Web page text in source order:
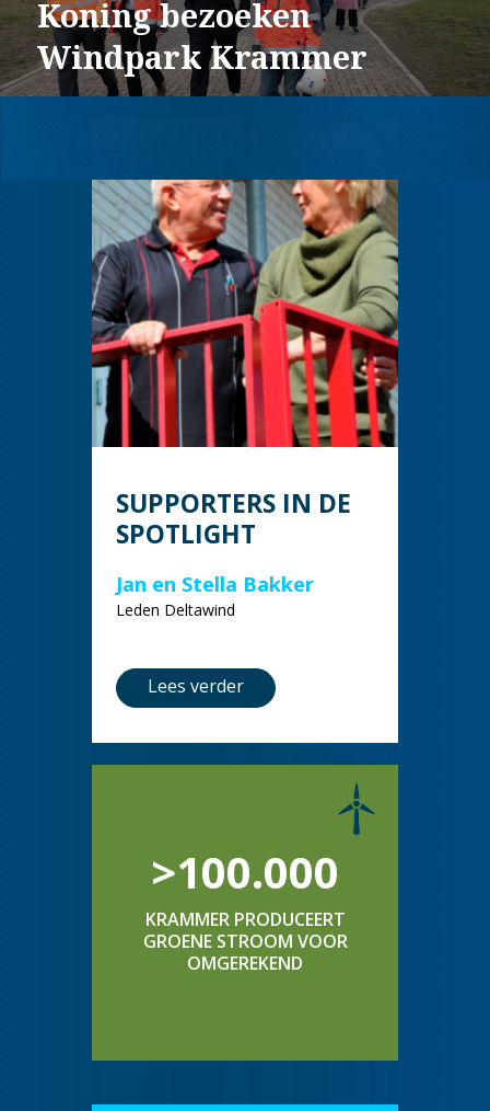
Koning bezoeken
Windpark Krammer
SUPPORTERS IN DE
SPOTLIGHT
Jan en Stella Bakker
Leden Deltawind
Lees verder
>100.000
KRAMMER PRODUCEERT
GROENE STROOM VOOR
OMGEREKEND